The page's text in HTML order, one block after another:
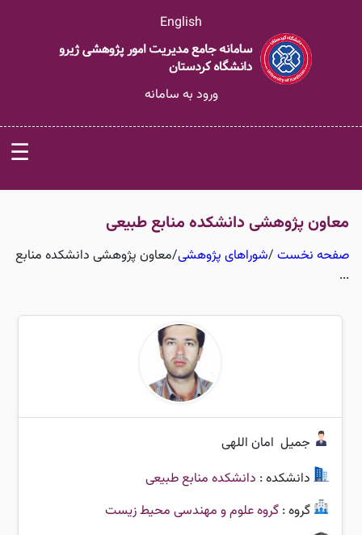
English
ورود به سامانه
☰
معاون پژوهشی دانشکده منابع طبیعی
صفحه نخست /شوراهای پژوهشی/معاون پژوهشی دانشکده منابع
...
جمیل امان اللهی
دانشکده : دانشکده منابع طبیعی
گروه :گروه علوم و مهندسی محیط زیست